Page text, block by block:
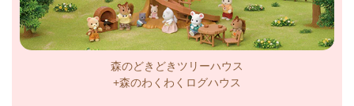
森のどきどきツリーハウス
+森のわくわくログハウス